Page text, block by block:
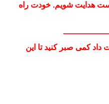
راست هدایت شویم. خودت راه
كمی صبر كنید تا این